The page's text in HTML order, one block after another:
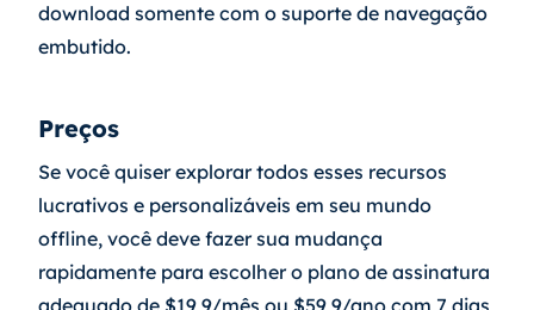
download somente com o suporte de navegação
embutido.
Preços
Se você quiser explorar todos esses recursos
lucrativos e personalizáveis em seu mundo
offline, você deve fazer sua mudança
rapidamente para escolher o plano de assinatura